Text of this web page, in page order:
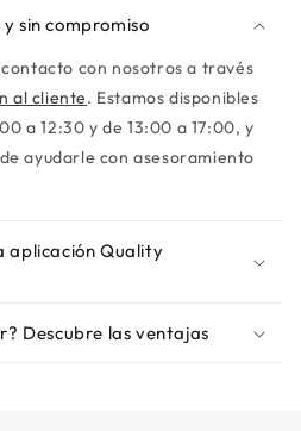
sin compromiso
con nosotros a través
al cliente. Estamos disponibles
a 12:30 y de 13:00 a 17:00, y
ayudarle con asesoramiento
aplicación Quality
Descubre las ventajas